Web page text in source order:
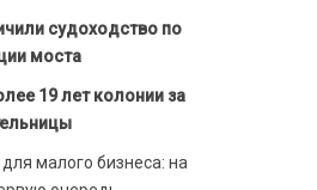
судоходство по
моста
19 лет колонии за
малого бизнеса: на